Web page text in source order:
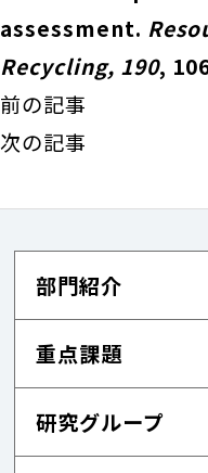
assessment.
Recycling, 190,
前の記事
次の記事
部門紹介
重点課題
研究グループ